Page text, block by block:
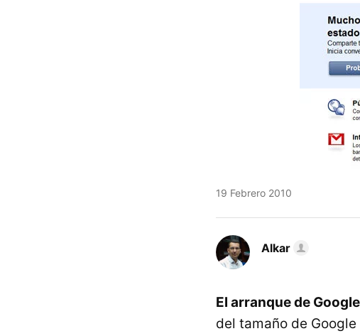
19 Febrero 2010
Alkar
El arranque de
del tamaño de